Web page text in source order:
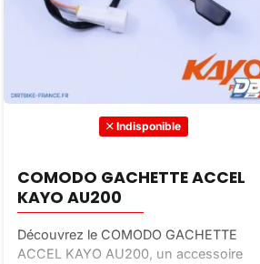
Indisponible
COMODO GACHETTE ACCEL
KAYO AU200
Découvrez le COMODO GACHETTE
ACCEL KAYO AU200, un accessoire